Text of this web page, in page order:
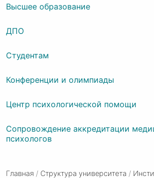
Высшее образование
ДПО
Студентам
Конференции и олимпиады
Центр психологической помощи
Сопровождение аккредитации
психологов
Главная / Структура университета /